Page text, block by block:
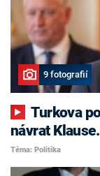
9 fotografií
Turkova pomsta, nekonfliktní Havlíček i
návrat
Téma: Politika